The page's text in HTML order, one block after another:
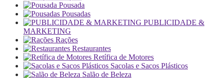
Pousada
Pousadas
PUBLICIDADE &
MARKETING
Rações
Restaurantes
Retífica de Motores
Sacolas e Sacos Plásticos
Salão de Beleza